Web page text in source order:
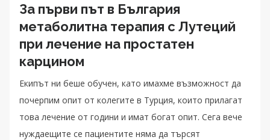
За първи път в България
метаболитна терапия с Лутеций
при лечение на простатен
карцином
Екипът ни беше обучен, като имахме възможност да
почерпим опит от колегите в Турция, които прилагат
това лечение от години и имат богат опит. Сега вече
нуждаещите се пациентите няма да търсят